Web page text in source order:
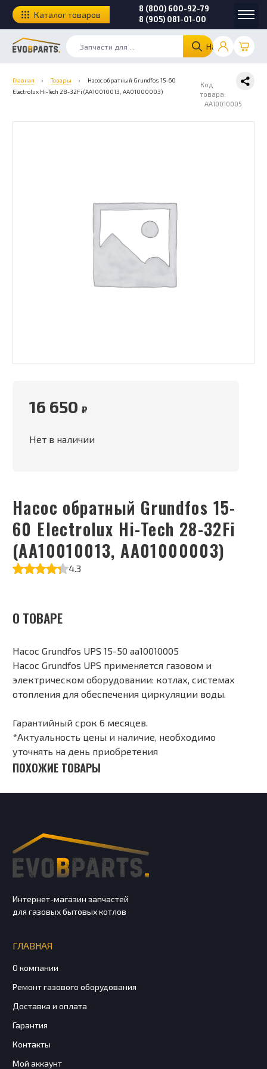
Найти
8 (800) 600-92-79
8 (905) 081-01-00
Каталог товаров
Главная › Товары ›
Насос обратный Grundfos 15-60
Electrolux Hi-Tech 28-32Fi (AA10010013, AA01000003)
Код
товара:
AA10010005
Насос обратный Grundfos 15-
60 Electrolux Hi-Tech 28-32Fi
(AA10010013, AA01000003)
4.3
16 650 ₽
Нет в наличии
О ТОВАРЕ
Насос Grundfos UPS 15-50 aa10010005
Насос Grundfos UPS применяется газовом и
электрическом оборудовании: котлах, системах
отопления для обеспечения циркуляции воды.
Гарантийный срок 6 месяцев.
*Актуальность цены и наличие, необходимо
уточнять на день приобретения
ПОХОЖИЕ ТОВАРЫ
Интернет-магазин запчастей
для газовых бытовых котлов
ГЛАВНАЯ
О компании
Ремонт газового оборудования
Доставка и оплата
Гарантия
Контакты
Мой аккаунт